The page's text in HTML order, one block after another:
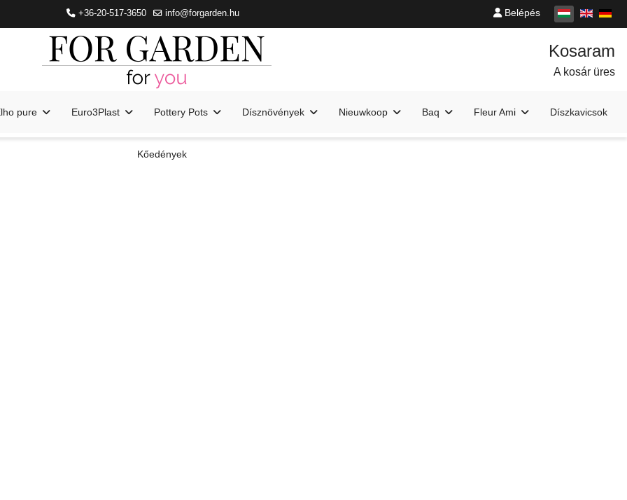
+36-20-517-3650 info@forgarden.hu Belépés
A kosár üres
pure Euro3Plast Pottery Pots Dísznövények Nieuwkoop Baq Fleur Ami Díszkavicsok
Kőedények